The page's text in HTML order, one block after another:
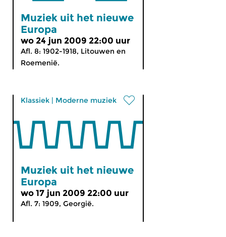
Muziek uit het nieuwe
Europa
wo 24 jun 2009 22:00 uur
Afl. 8: 1902-1918, Litouwen en
Roemenië.
Klassiek | Moderne muziek
Muziek uit het nieuwe
Europa
wo 17 jun 2009 22:00 uur
Afl. 7: 1909, Georgië.